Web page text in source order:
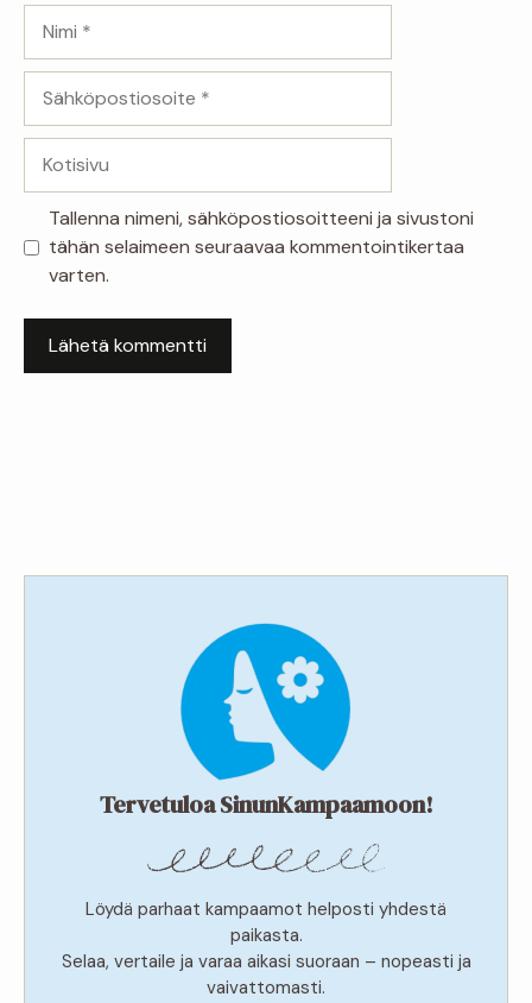
Tallenna nimeni, sähköpostiosoitteeni ja sivustoni
tähän selaimeen seuraavaa kommentointikertaa
varten.
Tervetuloa SinunKampaamoon!
Löydä parhaat kampaamot helposti yhdestä
paikasta.
Selaa, vertaile ja varaa aikasi suoraan – nopeasti ja
vaivattomasti.